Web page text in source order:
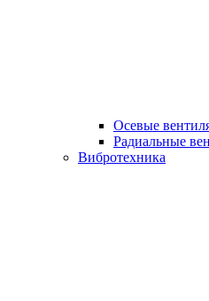
Осевые
Радиальные
Вибротехника